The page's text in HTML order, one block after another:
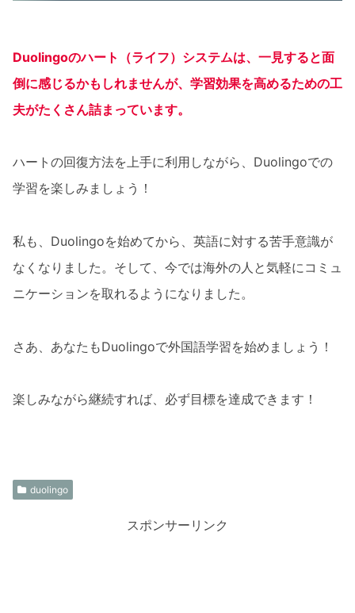
Duolingoのハート（ライフ）システムは、一見すると面
倒に感じるかもしれませんが、 学習効果を高めるための工
夫がたくさん詰まっています。
ハートの回復方法を上手に利用しながら、Duolingoでの
学習を楽しみましょう！
私も、Duolingoを始めてから、英語に対する苦手意識が
なくなりました。そして、今では海外の人と気軽にコミュ
ニケーションを取れるようになりました。
さあ、あなたもDuolingoで外国語学習を始めましょう！
楽しみながら継続すれば、必ず目標を達成できます！
duolingo
スポンサーリンク